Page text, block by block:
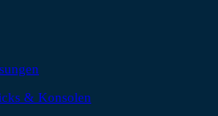
& Konsolen